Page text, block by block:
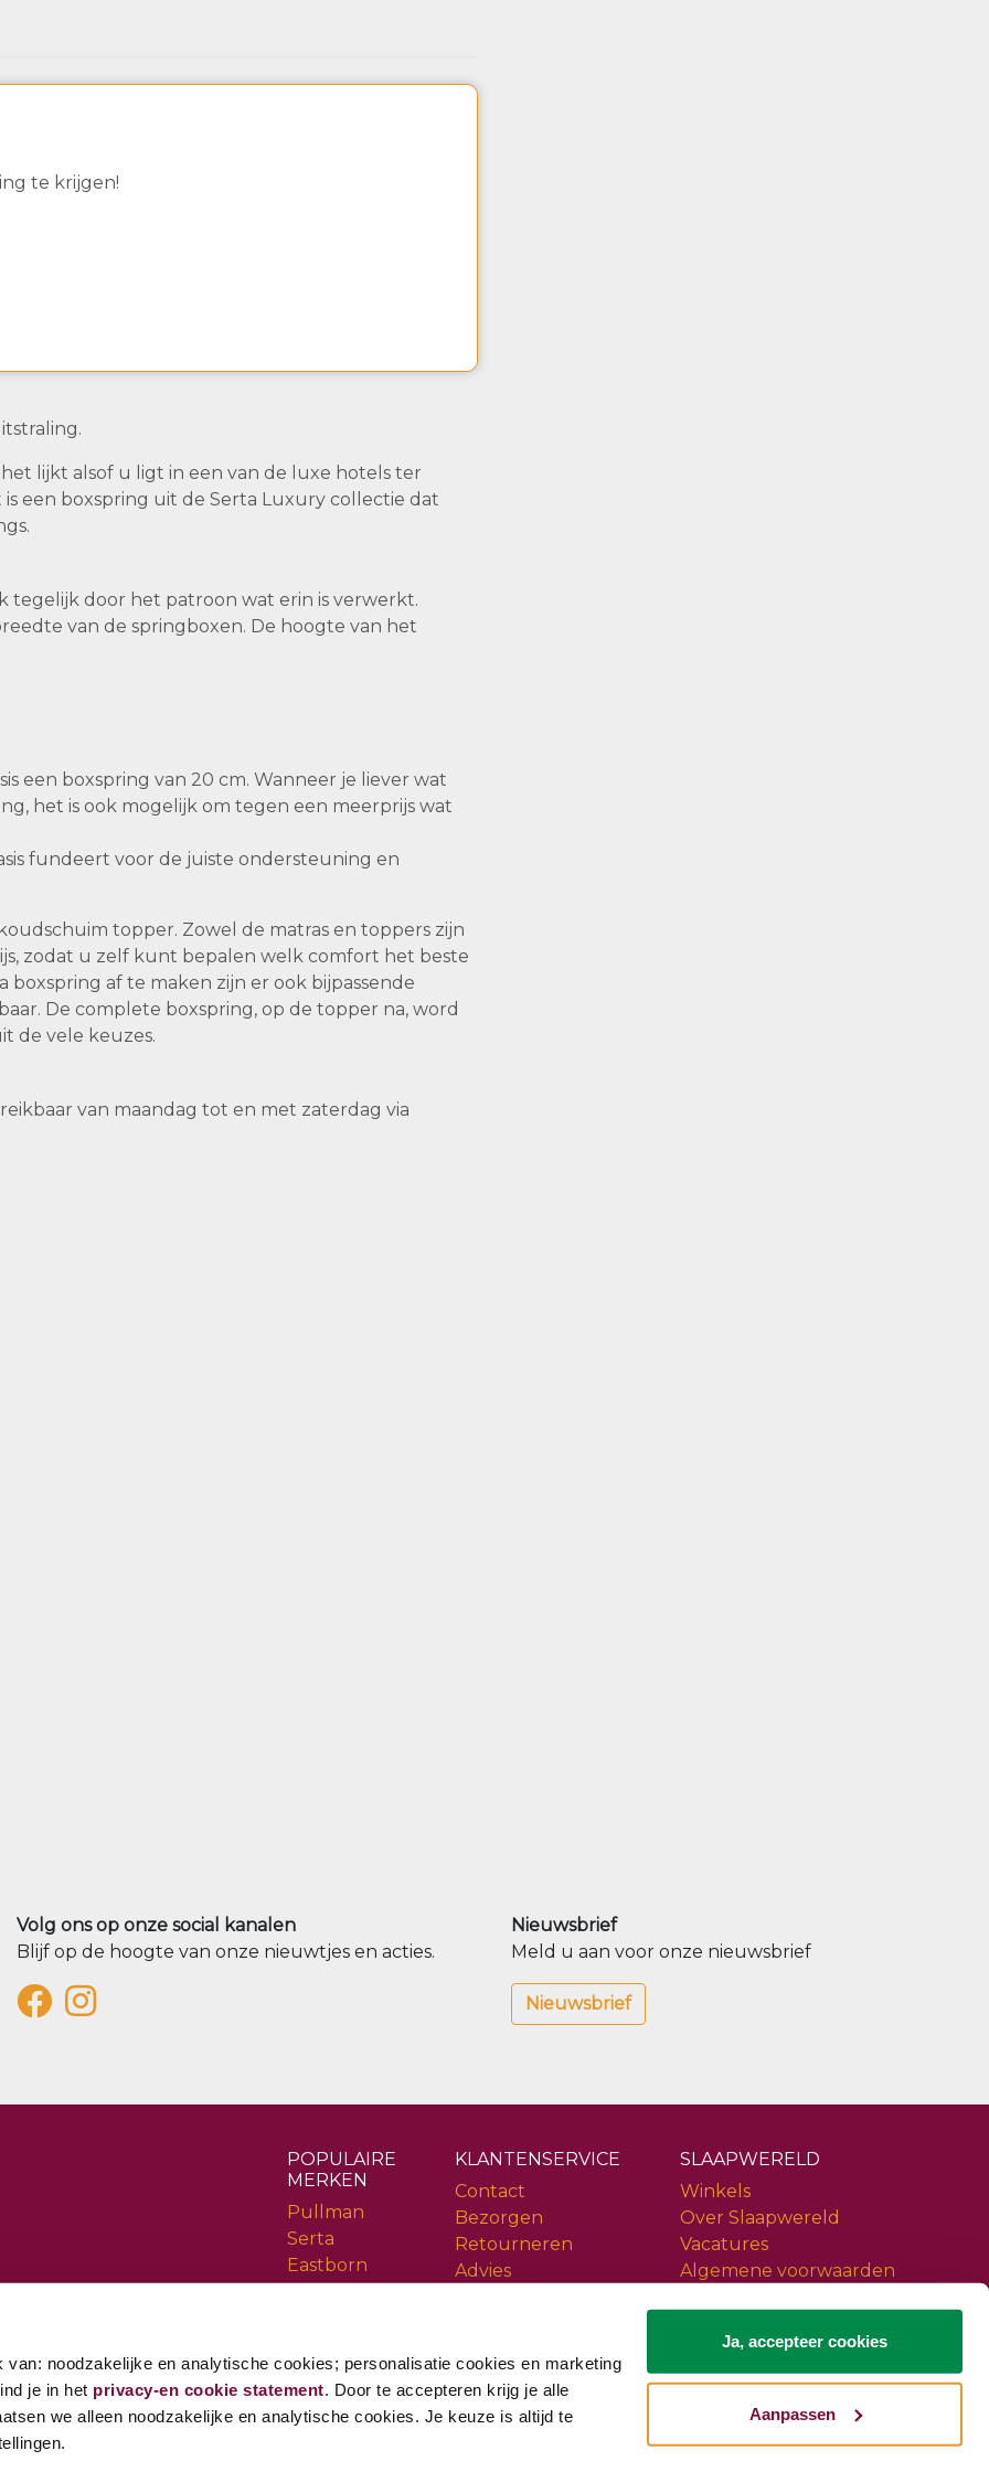
van: noodzakelijke en analytische cookies; personalisatie cookies en marketing
je in het privacy-en cookie statement. Door te accepteren krijg je alle
we alleen noodzakelijke en analytische cookies. Je keuze is altijd te
Ja, accepteer cookies
Aanpassen
te krijgen!
lijkt alsof u ligt in een van de luxe hotels ter
een boxspring uit de Serta Luxury collectie dat
tegelijk door het patroon wat erin is verwerkt.
van de springboxen. De hoogte van het
een boxspring van 20 cm. Wanneer je liever wat
het is ook mogelijk om tegen een meerprijs wat
fundeert voor de juiste ondersteuning en
topper. Zowel de matras en toppers zijn
zodat u zelf kunt bepalen welk comfort het beste
af te maken zijn er ook bijpassende
De complete boxspring, op de topper na, word
de vele keuzes.
van maandag tot en met zaterdag via
Volg ons op onze social kanalen
Blijf op de hoogte van onze nieuwtjes en acties.
Nieuwsbrief
Meld u aan voor onze nieuwsbrief
Nieuwsbrief
POPULAIRE
MERKEN
Pullman
Serta
Eastborn
KLANTENSERVICE
Contact
Bezorgen
Retourneren
Advies
SLAAPWERELD
Winkels
Over Slaapwereld
Vacatures
Algemene voorwaarden